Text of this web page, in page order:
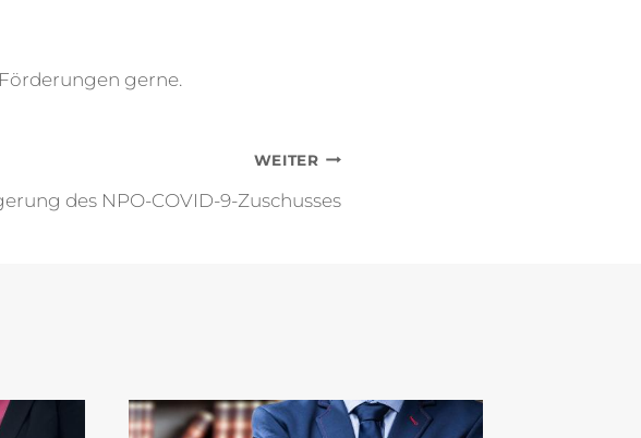
gerne.
WEITER
des NPO-COVID-9-Zuschusses